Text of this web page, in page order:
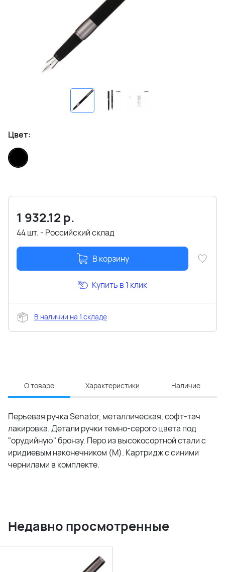
Цвет:
1 932.12 р.
44 шт. - Российский склад
В корзину
Купить в 1 клик
В наличии на 1 складе
О товаре Характеристики Наличие
Перьевая ручка Senator, металлическая, софт-тач
лакировка. Детали ручки темно-серого цвета под
"орудийную" бронзу. Перо из высокосортной стали с
иридиевым наконечником (M). Картридж с синими
чернилами в комплекте.
Недавно просмотренные